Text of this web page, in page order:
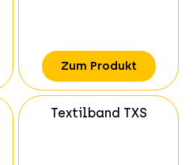
Zum Produkt
Textilband TXS